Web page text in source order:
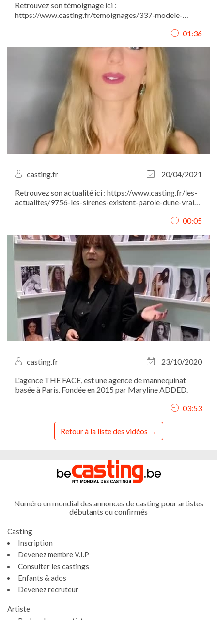
Retrouvez son témoignage ici :
https://www.casting.fr/temoignages/337-modele-
de-marques-et-createurs-comment-devient-on-
01:36
casting.fr
20/04/2021
Retrouvez son actualité ici : https://www.casting.fr/les-
actualites/9756-les-sirenes-existent-parole-dune-vraie-
sirene-en-illustrations-toutes-les-cles-pour-en-devenir-
00:05
casting.fr
23/10/2020
L'agence THE FACE, est une agence de mannequinat
basée à Paris. Fondée en 2015 par Maryline ADDED.
03:53
Retour à la liste des vidéos
Numéro un mondial des annonces de casting pour artistes
débutants ou confirmés
Casting
Inscription
Devenez membre V.I.P
Consulter les castings
Enfants & ados
Devenez recruteur
Artiste